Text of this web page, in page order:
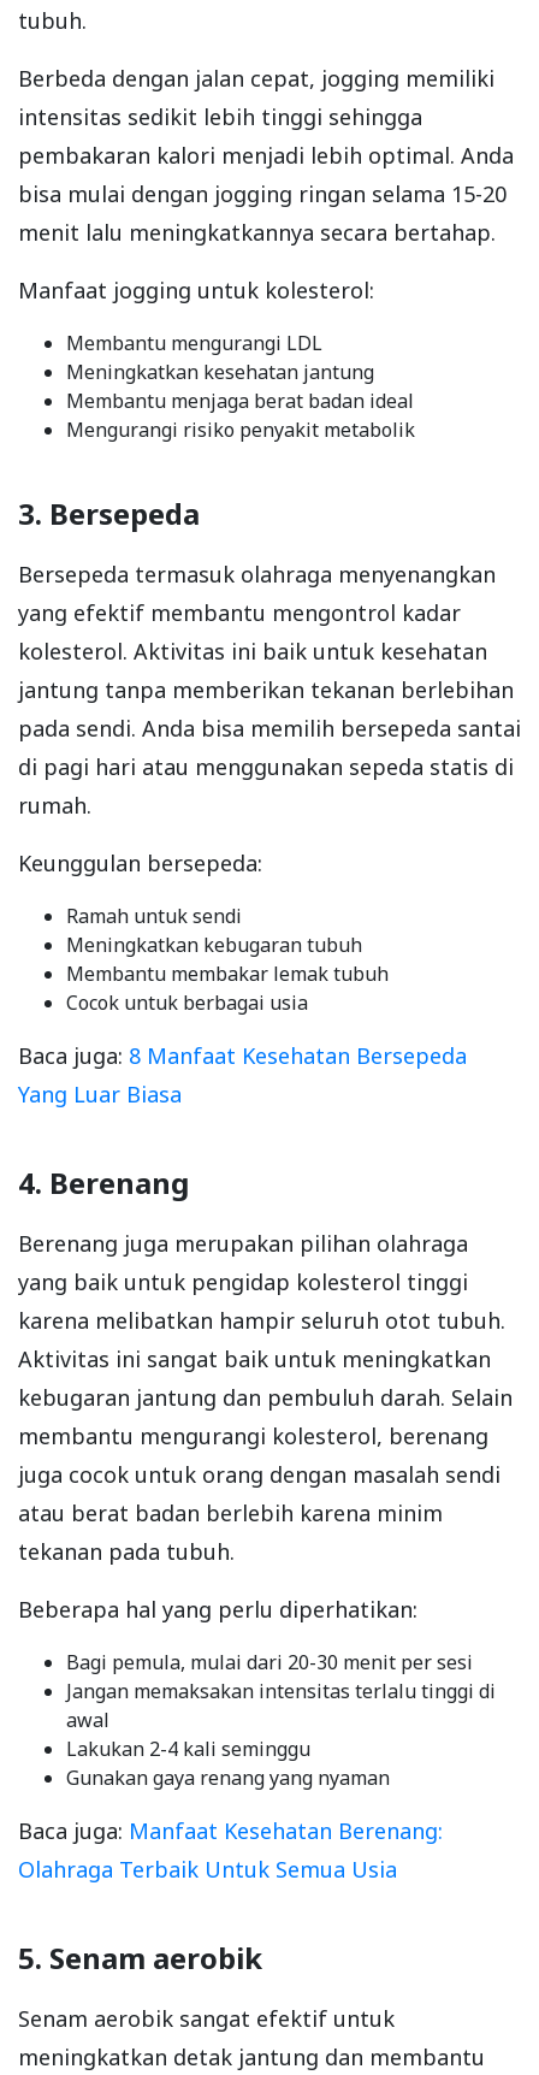
tubuh.
Berbeda dengan jalan cepat, jogging memiliki
intensitas sedikit lebih tinggi sehingga
pembakaran kalori menjadi lebih optimal. Anda
bisa mulai dengan jogging ringan selama 15-20
menit lalu meningkatkannya secara bertahap.
Manfaat jogging untuk kolesterol:
Membantu mengurangi LDL
Meningkatkan kesehatan jantung
Membantu menjaga berat badan ideal
Mengurangi risiko penyakit metabolik
3. Bersepeda
Bersepeda termasuk olahraga menyenangkan
yang efektif membantu mengontrol kadar
kolesterol. Aktivitas ini baik untuk kesehatan
jantung tanpa memberikan tekanan berlebihan
pada sendi. Anda bisa memilih bersepeda santai
di pagi hari atau menggunakan sepeda statis di
rumah.
Keunggulan bersepeda:
Ramah untuk sendi
Meningkatkan kebugaran tubuh
Membantu membakar lemak tubuh
Cocok untuk berbagai usia
Baca juga: 8 Manfaat Kesehatan Bersepeda
Yang Luar Biasa
4. Berenang
Berenang juga merupakan pilihan olahraga
yang baik untuk pengidap kolesterol tinggi
karena melibatkan hampir seluruh otot tubuh.
Aktivitas ini sangat baik untuk meningkatkan
kebugaran jantung dan pembuluh darah. Selain
membantu mengurangi kolesterol, berenang
juga cocok untuk orang dengan masalah sendi
atau berat badan berlebih karena minim
tekanan pada tubuh.
Beberapa hal yang perlu diperhatikan:
Bagi pemula, mulai dari 20-30 menit per sesi
Jangan memaksakan intensitas terlalu tinggi di
awal
Lakukan 2-4 kali seminggu
Gunakan gaya renang yang nyaman
Baca juga: Manfaat Kesehatan Berenang:
Olahraga Terbaik Untuk Semua Usia
5. Senam aerobik
Senam aerobik sangat efektif untuk
meningkatkan detak jantung dan membantu